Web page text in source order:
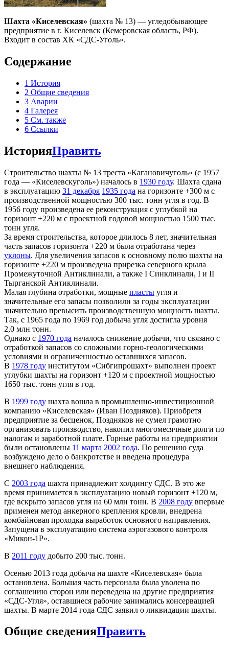
Шахта «Киселевская» (шахта № 13) — угледобывающее
предприятие в г. Киселевск (Кемеровская область, РФ).
Входит в состав ХК «СДС-Уголь».
Содержание
1 История
2 Общие сведения
3 Аварии
4 Галерея
5 См. также
6 Ссылки
ИсторияПравить
Строительство шахты № 13 треста «Кагановичуголь» (с 1957
года — «Киселевскуголь») началось в 1930 году. Шахта сдана
в эксплуатацию 31 декабря 1935 года на горизонте +300 м с
производственной мощностью 300 тыс. тонн угля в год. В
1956 году произведена ее реконструкция с углубкой на
горизонт +220 м с проектной годовой мощностью 1500 тыс.
тонн угля.
За время строительства, которое длилось 8 лет, значительная
часть запасов горизонта +220 м была отработана через
уклоны. Для увеличения запасов к основному полю шахты на
горизонте +220 м произведена прирезка северного крыла
Промежуточной Антиклинали, а также I Синклинали, I и II
Тырганской Антиклинали.
Малая глубина отработки, мощные пласты угля и
значительные его запасы позволили за годы эксплуатации
значительно превысить производственную мощность шахты.
Так, с 1965 года по 1969 год добыча угля достигла уровня
2,0 млн тонн.
Однако с 1970 года началось снижение добычи, что связано с
отработкой запасов со сложными горно-геологическими
условиями и ограниченностью оставшихся запасов.
В 1978 году институтом «Сибгипрошахт» выполнен проект
углубки шахты на горизонт +120 м с проектной мощностью
1650 тыс. тонн угля в год.
В 1999 году шахта вошла в промышленно-инвестиционной
компанию «Киселевская» (Иван Поздняков). Приобретя
предприятие за бесценок, Поздняков не сумел грамотно
организовать производство, накопил многомесячные долги по
налогам и заработной плате. Горные работы на предприятии
были остановлены 11 марта 2002 года. По решению суда
возбуждено дело о банкротстве и введена процедура
внешнего наблюдения.
С 2003 года шахта принадлежит холдингу СДС. В это же
время принимается в эксплуатацию новый горизонт +120 м,
где вскрыто запасов угля на 60 млн тонн. В 2008 году впервые
применен метод анкерного крепления кровли, внедрена
комбайновая проходка выработок основного направления.
Запущена в эксплуатацию система аэрогазового контроля
«Микон-1Р».
В 2011 году добыто 200 тыс. тонн.
Осенью 2013 года добыча на шахте «Киселевская» была
остановлена. Большая часть персонала была уволена по
соглашению сторон или переведена на другие предприятия
«СДС-Угля», оставшиеся рабочие занимались консервацией
шахты. В марте 2014 года СДС заявил о ликвидации шахты.
Общие сведенияПравить